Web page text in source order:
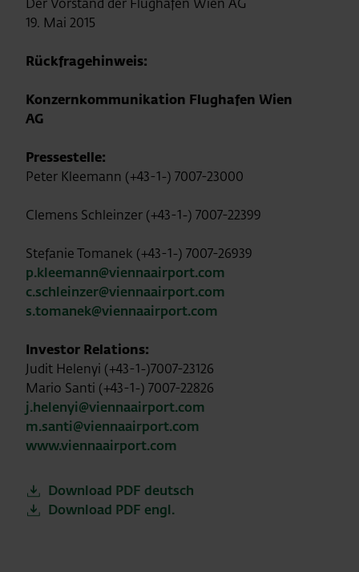
Der Vorstand der Flughafen Wien AG
19. Mai 2015
Rückfragehinweis:
Konzernkommunikation Flughafen Wien
AG
Pressestelle:
Peter Kleemann (+43-1-) 7007-23000
Clemens Schleinzer (+43-1-) 7007-22399
Stefanie Tomanek (+43-1-) 7007-26939
p.kleemann@viennaairport.com
c.schleinzer@viennaairport.com
s.tomanek@viennaairport.com
Investor Relations:
Judit Helenyi (+43-1-)7007-23126
Mario Santi (+43-1-) 7007-22826
j.helenyi@viennaairport.com
m.santi@viennaairport.com
www.viennaairport.com
Download PDF deutsch
Download PDF engl.